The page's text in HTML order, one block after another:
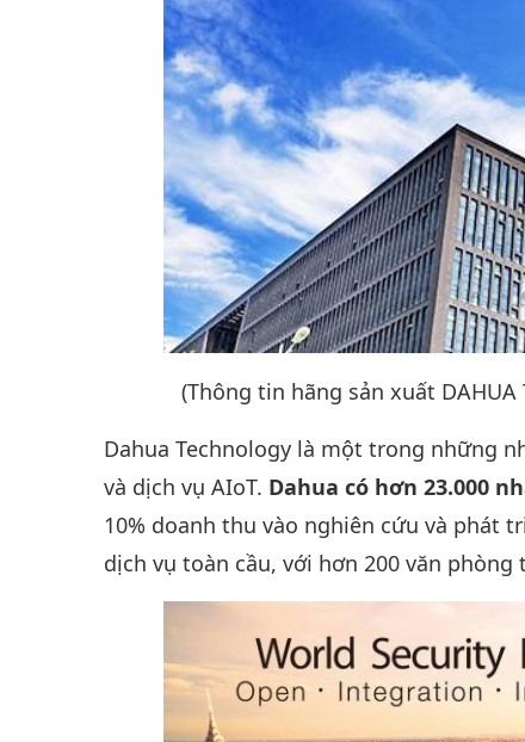
(Thông tin hãng sản xuất
Dahua Technology là một trong những
và dịch vụ AIoT. Dahua có hơn 23.000
10% doanh thu vào nghiên cứu và phát
dịch vụ toàn cầu, với hơn 200 văn